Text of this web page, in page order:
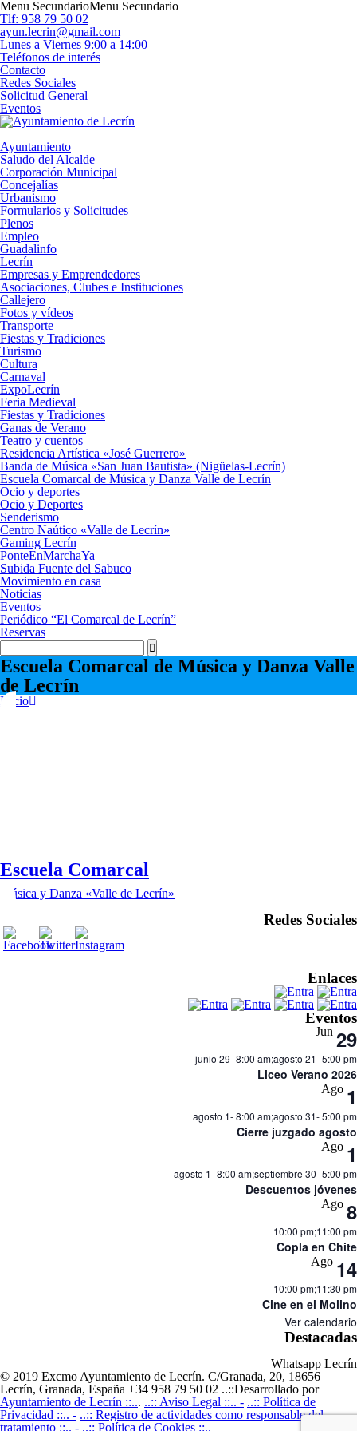
Menu SecundarioMenu Secundario
Tlf: 958 79 50 02
ayun.lecrin@gmail.com
Lunes a Viernes 9:00 a 14:00
Teléfonos de interés
Contacto
Redes Sociales
Solicitud General
Eventos
Ayuntamiento
Saludo del Alcalde
Corporación Municipal
Concejalías
Urbanismo
Formularios y Solicitudes
Plenos
Empleo
Guadalinfo
Lecrín
Empresas y Emprendedores
Asociaciones, Clubes e Instituciones
Callejero
Fotos y vídeos
Transporte
Fiestas y Tradiciones
Turismo
Cultura
Carnaval
ExpoLecrín
Feria Medieval
Fiestas y Tradiciones
Ganas de Verano
Teatro y cuentos
Residencia Artística «José Guerrero»
Banda de Música «San Juan Bautista» (Nigüelas-Lecrín)
Escuela Comarcal de Música y Danza Valle de Lecrín
Ocio y deportes
Ocio y Deportes
Senderismo
Centro Naútico «Valle de Lecrín»
Gaming Lecrín
PonteEnMarchaYa
Subida Fuente del Sabuco
Movimiento en casa
Noticias
Eventos
Periódico “El Comarcal de Lecrín”
Reservas
Escuela Comarcal de Música y Danza Valle
de Lecrín
Inicio
Escuela Comarcal
Música y Danza «Valle de Lecrín»
Redes Sociales
Enlaces
Eventos
Jun 29
junio 29- 8:00 am;agosto 21- 5:00 pm
Liceo Verano 2026
Ago 1
agosto 1- 8:00 am;agosto 31- 5:00 pm
Cierre juzgado agosto
Ago 1
agosto 1- 8:00 am;septiembre 30- 5:00 pm
Descuentos jóvenes
Ago 8
10:00 pm;11:00 pm
Copla en Chite
Ago 14
10:00 pm;11:30 pm
Cine en el Molino
Ver calendario
Destacadas
Whatsapp Lecrín
© 2019 Excmo Ayuntamiento de Lecrín. C/Granada, 20, 18656
Lecrín, Granada, España +34 958 79 50 02 ..::Desarrollado por
Ayuntamiento de Lecrín ::... ..:: Aviso Legal ::.. - ..:: Política de
Privacidad ::.. - ..:: Registro de actividades como responsable del
tratamiento ::.. - ..:: Política de Cookies ::..